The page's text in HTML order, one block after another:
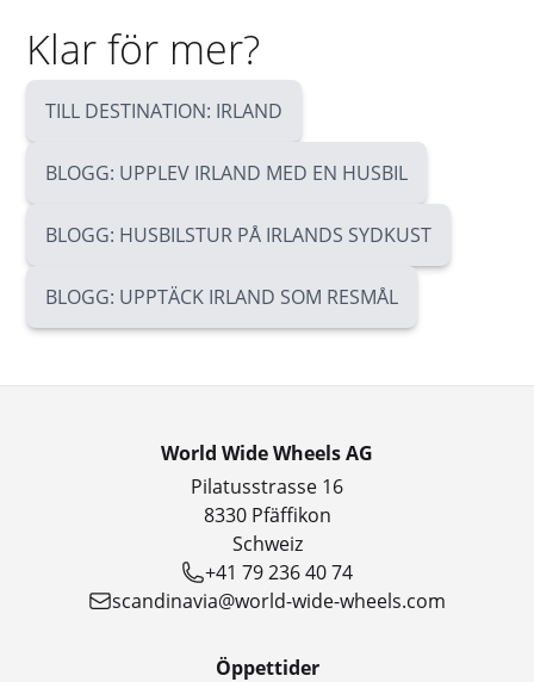
Klar för mer?
TILL DESTINATION: IRLAND
BLOGG: UPPLEV IRLAND MED EN HUSBIL
BLOGG: HUSBILSTUR PÅ IRLANDS SYDKUST
BLOGG: UPPTÄCK IRLAND SOM RESMÅL
World Wide Wheels AG
Pilatusstrasse 16
8330 Pfäffikon
Schweiz
+41 79 236 40 74
scandinavia@world-wide-wheels.com
Öppettider